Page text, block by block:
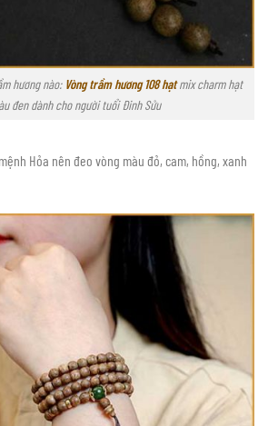
hương nào: Vòng trầm hương 108 hạtmix charm hạt
đen dành cho người tuổi Đinh Sửu
Hỏa nên đeo vòng màu đỏ, cam, hồng, xanh